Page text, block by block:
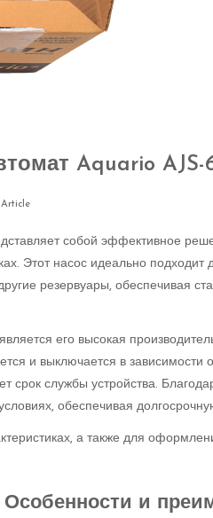
Aquario AJS-
Article
собой эффективное
Этот насос идеально подходит
резервуары, обеспечивая
его высокая
и выключается в зависимости
срок службы устройства.
обеспечивая
а также для
Особенности и